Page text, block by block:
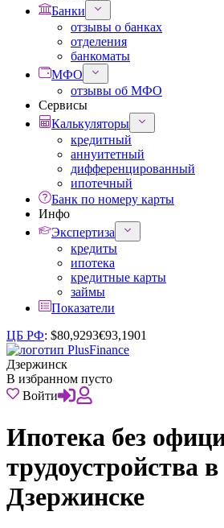
Банки
отзывы о банках
отделения
банкоматы
МФО
отзывы об МФО
Сервисы
Калькуляторы
кредитный
аннуитетный
дифференцированный
ипотечный
Банк по номеру карты
Инфо
Экспертиза
кредиты
ипотека
кредитные карты
займы
Показатели
ЦБ РФ: $80,9293€93,1901
Дзержинск
В избранном пусто
Войти
Ипотека без
трудоустройства в
Дзержинске